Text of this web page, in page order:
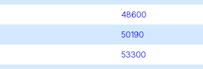
48600
50190
53300